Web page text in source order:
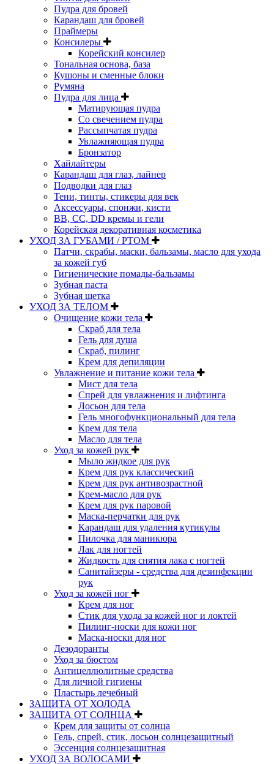
Пудра для бровей
Карандаш для бровей
Праймеры
Консилеры
Корейский консилер
Тональная основа, база
Кушоны и сменные блоки
Румяна
Пудра для лица
Матирующая пудра
Со свечением пудра
Рассыпчатая пудра
Увлажняющая пудра
Бронзатор
Хайлайтеры
Карандаш для глаз, лайнер
Подводки для глаз
Тени, тинты, стикеры для век
Аксессуары, спонжи, кисти
BB, CC, DD кремы и гели
Корейская декоративная косметика
УХОД ЗА ГУБАМИ / РТОМ
Патчи, скрабы, маски, бальзамы, масло для ухода
за кожей губ
Гигиенические помады-бальзамы
Зубная паста
Зубная щетка
УХОД ЗА ТЕЛОМ
Очищение кожи тела
Скраб для тела
Гель для душа
Скраб, пилинг
Крем для депиляции
Увлажнение и питание кожи тела
Мист для тела
Спрей для увлажнения и лифтинга
Лосьон для тела
Гель многофункциональный для тела
Крем для тела
Масло для тела
Уход за кожей рук
Мыло жидкое для рук
Крем для рук классический
Крем для рук антивозрастной
Крем-масло для рук
Крем для рук паровой
Маска-перчатки для рук
Карандаш для удаления кутикулы
Пилочка для маникюра
Лак для ногтей
Жидкость для снятия лака с ногтей
Санитайзеры - средства для дезинфекции
рук
Уход за кожей ног
Крем для ног
Стик для ухода за кожей ног и локтей
Пилинг-носки для кожи ног
Маска-носки для ног
Дезодоранты
Уход за бюстом
Антицеллюлитные средства
Для личной гигиены
Пластырь лечебный
ЗАЩИТА ОТ ХОЛОДА
ЗАЩИТА ОТ СОЛНЦА
Крем для защиты от солнца
Гель, спрей, стик, лосьон солнцезащитный
Эссенция солнцезащитная
УХОД ЗА ВОЛОСАМИ